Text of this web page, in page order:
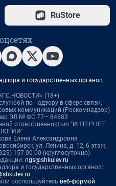
RuStore
и государственных органов
(18+)
по надзору в сфере связи,
коммуникаций (Роскомнадзор)
ЭЛ № ФС 77— 84683
ответственностью "ИНТЕРНЕТ
Елена Александровна
ул. Ленина, д. 12, 6 этаж,
157-00-00 (круглосуточно)
ngs@shkulev.ru
и государственных органов:
или воспользуйтесь веб-формой